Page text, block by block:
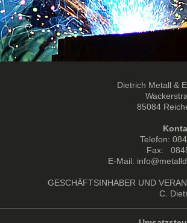
Dietrich Metall &
85084
Telefon:
Fax:
E-Mail:
GESCHÄFTSINHABER UND
C.